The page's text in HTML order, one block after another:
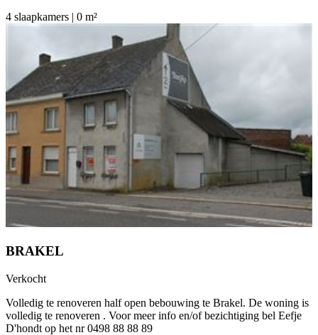
4 slaapkamers | 0 m²
BRAKEL
Verkocht
Volledig te renoveren half open bebouwing te Brakel. De woning is
volledig te renoveren . Voor meer info en/of bezichtiging bel Eefje
D'hondt op het nr 0498 88 88 89